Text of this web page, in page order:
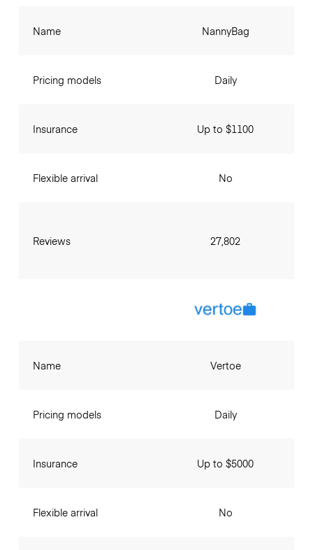
Name
Pricing models
Insurance
Flexible arrival
Reviews
NannyBag
Daily
Up to $1100
No
27,802
Name
Pricing models
Insurance
Flexible arrival
Vertoe
Daily
Up to $5000
No